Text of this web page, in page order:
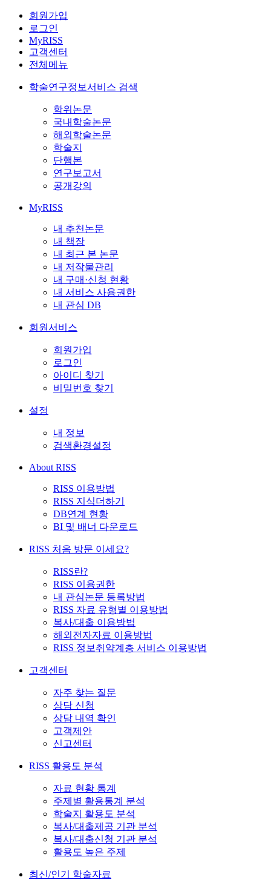
회원가입
로그인
MyRISS
고객센터
전체메뉴
학술연구정보서비스 검색
학위논문
국내학술논문
해외학술논문
학술지
단행본
연구보고서
공개강의
MyRISS
내 추천논문
내 책장
내 최근 본 논문
내 저작물관리
내 구매·신청 현황
내 서비스 사용권한
내 관심 DB
회원서비스
회원가입
로그인
아이디 찾기
비밀번호 찾기
설정
내 정보
검색환경설정
About RISS
RISS 이용방법
RISS 지식더하기
DB연계 현황
BI 및 배너 다운로드
RISS 처음 방문 이세요?
RISS란?
RISS 이용권한
내 관심논문 등록방법
RISS 자료 유형별 이용방법
복사/대출 이용방법
해외전자자료 이용방법
RISS 정보취약계층 서비스 이용방법
고객센터
자주 찾는 질문
상담 신청
상담 내역 확인
고객제안
신고센터
RISS 활용도 분석
자료 현황 통계
주제별 활용통계 분석
학술지 활용도 분석
복사/대출제공 기관 분석
복사/대출신청 기관 분석
활용도 높은 주제
최신/인기 학술자료